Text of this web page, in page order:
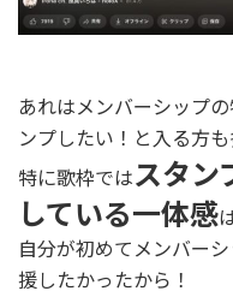
あれはメンバーシップ
ンプしたい！と入る方
特に歌枠ではスタン
している一体感
自分が初めてメンバー
援したかったから！